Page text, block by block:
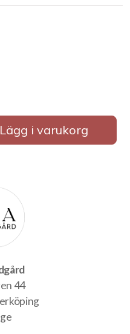
Lägg i varukorg
44